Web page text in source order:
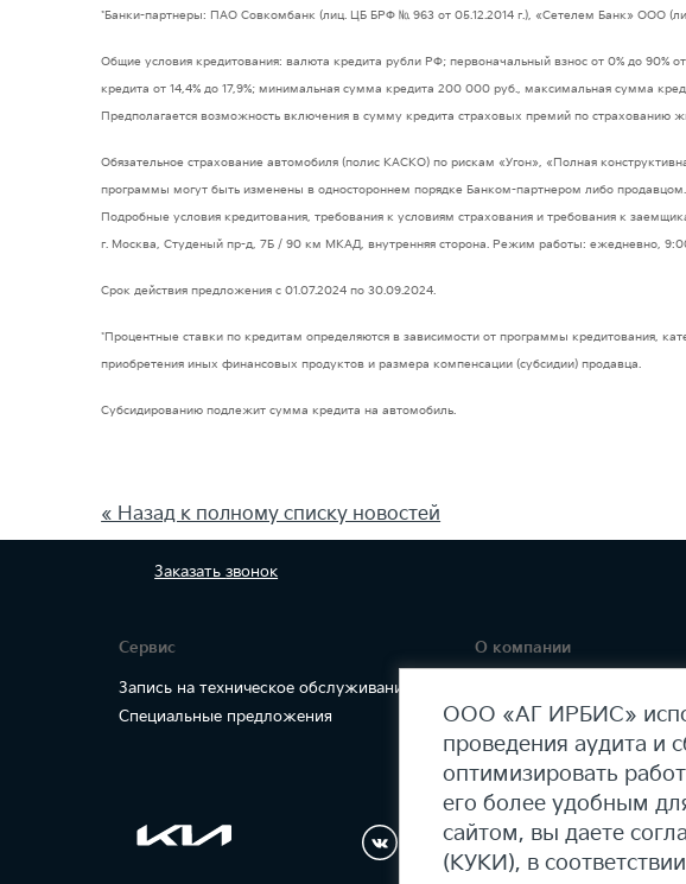
*Банки-партнеры: ПАО Совкомбанк (лиц. ЦБ БРФ № 963 от 05.12.2014 г.), «Сетелем Банк» ООО
Общие условия кредитования: валюта кредита рубли РФ; первоначальный взнос от 0% до 90%
кредита от 14,4% до 17,9%; минимальная сумма кредита 200 000 руб., максимальная сумма
Предполагается возможность включения в сумму кредита страховых премий по страхованию
Обязательное страхование автомобиля (полис КАСКО) по рискам «Угон», «Полная
программы могут быть изменены в одностороннем порядке Банком-партнером либо
Подробные условия кредитования, требования к условиям страхования и требования к
г. Москва, Студеный пр-д, 7Б / 90 км МКАД, внутренняя сторона. Режим работы: ежедневно,
Срок действия предложения с 01.07.2024 по 30.09.2024.
*Процентные ставки по кредитам определяются в зависимости от программы кредитования,
приобретения иных финансовых продуктов и размера компенсации (субсидии) продавца.
Субсидированию подлежит сумма кредита на автомобиль.
« Назад к полному списку новостей
Заказатьзвонок
Сервис
Запись на техническое обслуживание
Специальные предложения
О компании
ООО «АГ ИРБИС»
проведения аудита и
оптимизировать
его более удобным
сайтом, вы даете
(КУКИ), в